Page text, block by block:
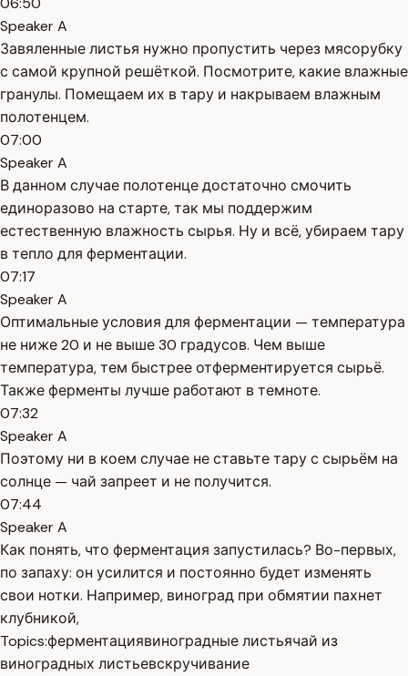
Speaker A
Завяленные листья нужно пропустить через мясорубку
с самой крупной решёткой. Посмотрите, какие влажные
гранулы. Помещаем их в тару и накрываем влажным
полотенцем.
07:00
Speaker A
В данном случае полотенце достаточно смочить
единоразово на старте, так мы поддержим
естественную влажность сырья. Ну и всё, убираем тару
в тепло для ферментации.
07:17
Speaker A
Оптимальные условия для ферментации — температура
не ниже 20 и не выше 30 градусов. Чем выше
температура, тем быстрее отферментируется сырьё.
Также ферменты лучше работают в темноте.
07:32
Speaker A
Поэтому ни в коем случае не ставьте тару с сырьём на
солнце — чай запреет и не получится.
07:44
Speaker A
Как понять, что ферментация запустилась? Во-первых,
по запаху: он усилится и постоянно будет изменять
свои нотки. Например, виноград при обмятии пахнет
клубникой,
Topics:ферментациявиноградные листьячай из
виноградных листьевскручивание